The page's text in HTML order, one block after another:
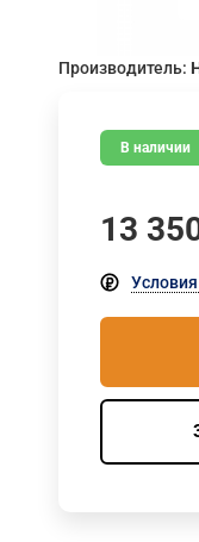
Производитель:
В наличии
13